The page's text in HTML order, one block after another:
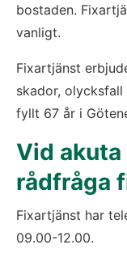
bostaden.
vanligt.
Fixartjänst
skador,
fyllt 67 år i
Vid akuta
rådfråga
Fixartjänst har
09.00-12.00.